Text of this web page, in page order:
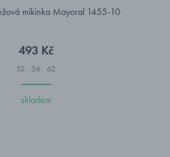
mikinka Mayoral 1455-10
493 Kč
52 56 62
skladem